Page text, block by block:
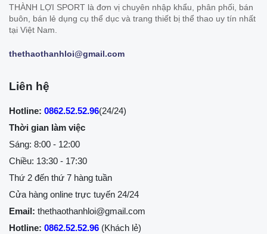
THÀNH LỢI SPORT là đơn vị chuyên nhập khẩu, phân phối, bán
buôn, bán lẻ dụng cụ thể dục và trang thiết bị thể thao uy tín nhất
tại Việt Nam.
thethaothanhloi@gmail.com
Liên hệ
Hotline: 0862.52.52.96(24/24)
Thời gian làm việc
Sáng: 8:00 - 12:00
Chiều: 13:30 - 17:30
Thứ 2 đến thứ 7 hàng tuần
Cửa hàng online trực tuyến 24/24
Email: thethaothanhloi@gmail.com
Hotline: 0862.52.52.96 (Khách lẻ)